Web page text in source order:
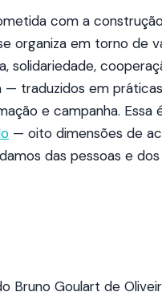
com a
organiza em torno de
solidariedade,
— traduzidos em
e campanha. Essa
— oito dimensões de
das pessoas e dos
Bruno Goulart de